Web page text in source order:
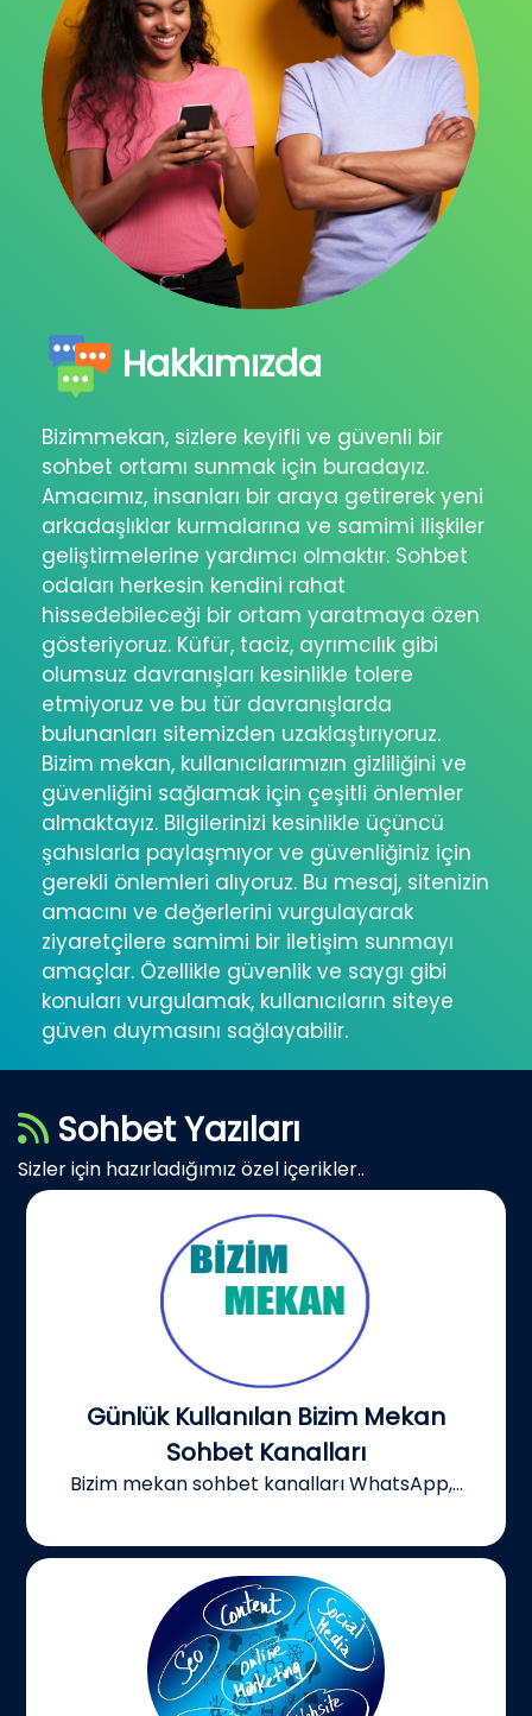
Hakkımızda
Bizimmekan, sizlere keyifli ve güvenli bir
sohbet ortamı sunmak için buradayız.
Amacımız, insanları bir araya getirerek yeni
arkadaşlıklar kurmalarına ve samimi ilişkiler
geliştirmelerine yardımcı olmaktır. Sohbet
odaları herkesin kendini rahat
hissedebileceği bir ortam yaratmaya özen
gösteriyoruz. Küfür, taciz, ayrımcılık gibi
olumsuz davranışları kesinlikle tolere
etmiyoruz ve bu tür davranışlarda
bulunanları sitemizden uzaklaştırıyoruz.
Bizim mekan, kullanıcılarımızın gizliliğini ve
güvenliğini sağlamak için çeşitli önlemler
almaktayız. Bilgilerinizi kesinlikle üçüncü
şahıslarla paylaşmıyor ve güvenliğiniz için
gerekli önlemleri alıyoruz. Bu mesaj, sitenizin
amacını ve değerlerini vurgulayarak
ziyaretçilere samimi bir iletişim sunmayı
amaçlar. Özellikle güvenlik ve saygı gibi
konuları vurgulamak, kullanıcıların siteye
güven duymasını sağlayabilir.
Sohbet Yazıları
Sizler için hazırladığımız özel içerikler..
Günlük Kullanılan Bizim Mekan
Sohbet Kanalları
Bizim mekan sohbet kanalları WhatsApp,...